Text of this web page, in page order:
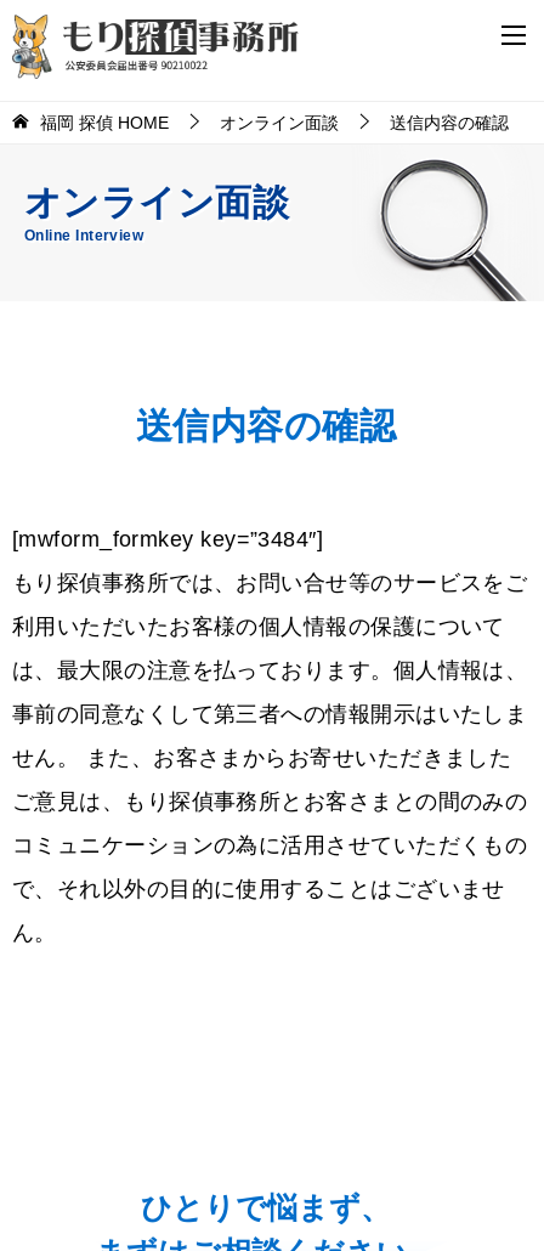
福岡 探偵 HOME オンライン面談 送信内容の確認
オンライン面談
Online Interview
送信内容の確認
[mwform_formkey key=”3484″]
もり探偵事務所では、お問い合せ等のサービスをご
利用いただいたお客様の個人情報の保護について
は、最大限の注意を払っております。個人情報は、
事前の同意なくして第三者への情報開示はいたしま
せん。 また、お客さまからお寄せいただきました
ご意見は、もり探偵事務所とお客さまとの間のみの
コミュニケーションの為に活用させていただくもの
で、それ以外の目的に使用することはございませ
ん。
ひとりで悩まず、